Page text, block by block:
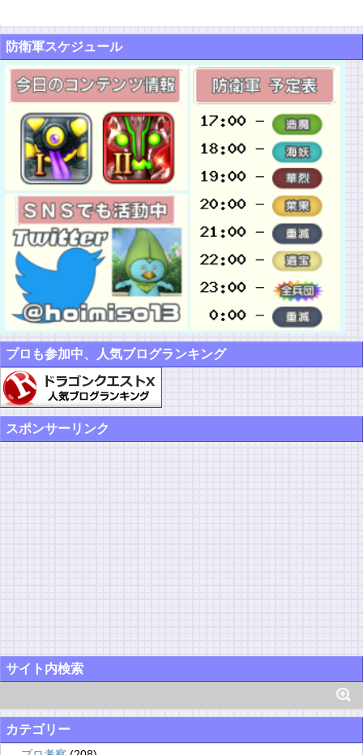
防衛軍スケジュール
プロも参加中、人気ブログランキング
スポンサーリンク
サイト内検索
カテゴリー